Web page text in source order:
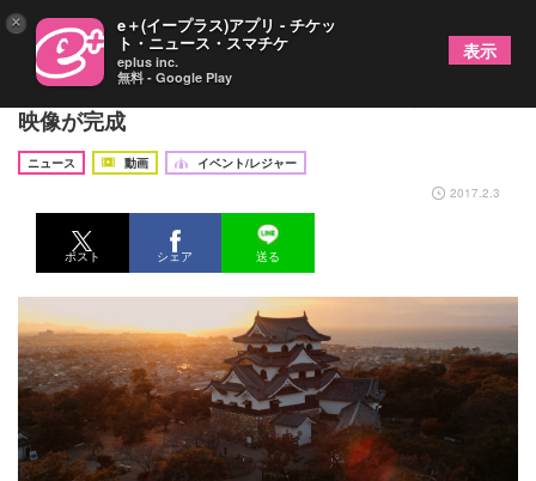
国宝・彦根城をドローンでとらえた美しすぎる空撮
映像が完成
ニュース 動画
イベント/レジャー
2017.2.3
ポスト シェア 送る
× e＋(イープラス)アプリ - チケッ
ト・ニュース・スマチケ
eplus inc.
無料 - Google Play
表示